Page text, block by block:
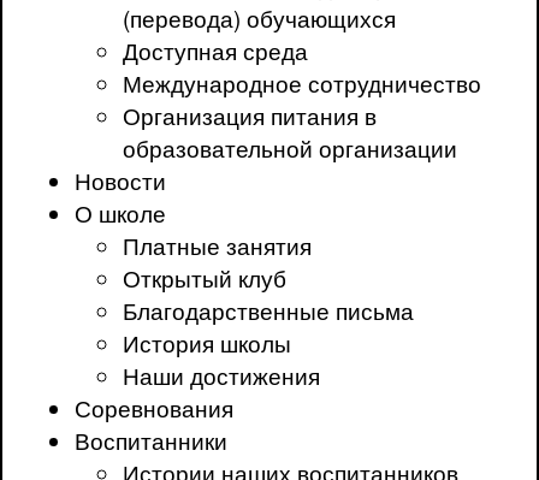
(перевода) обучающихся
Доступная среда
Международное сотрудничество
Организация питания в
образовательной организации
Новости
О школе
Платные занятия
Открытый клуб
Благодарственные письма
История школы
Наши достижения
Соревнования
Воспитанники
Истории наших воспитанников